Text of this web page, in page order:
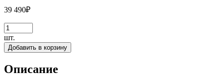
39 490₽
шт.
Добавить в корзину
Описание